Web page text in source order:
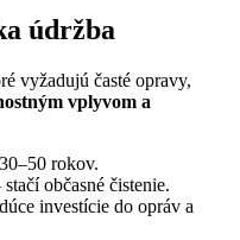
údržba
vyžadujú časté opravy,
vplyvom a
rokov.
občasné čistenie.
investície do opráv a